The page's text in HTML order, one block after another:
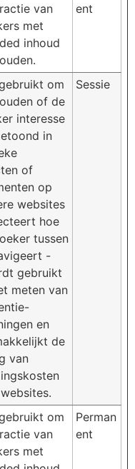
van
met
inhoud
ent
om
of de
interesse
in
of
op
websites
hoe
tussen
-
gebruikt
meten van
en
de
van
Sessie
om
van
met
Perman
ent